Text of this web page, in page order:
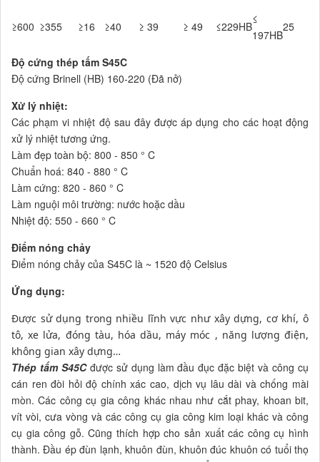
≥600 ≥355 ≥16 ≥40 ≥ 39 ≥ 49 ≤229HB
≤
197HB
25
Độ cứng thép tấm S45C
Độ cứng Brinell (HB) 160-220 (Đã nở)
Xử lý nhiệt:
Các phạm vi nhiệt độ sau đây được áp dụng cho các hoạt động
xử lý nhiệt tương ứng.
Làm đẹp toàn bộ: 800 - 850 ° C
Chuẩn hoá: 840 - 880 ° C
Làm cứng: 820 - 860 ° C
Làm nguội môi trường: nước hoặc dầu
Nhiệt độ: 550 - 660 ° C
Điểm nóng chảy
Điểm nóng chảy của S45C là ~ 1520 độ Celsius
Ứng dụng:
Được sử dụng trong nhiều lĩnh vực như xây dựng, cơ khí, ô
tô, xe lửa, đóng tàu, hóa dầu, máy móc , năng lượng điện,
không gian xây dựng…
Thép tấm S45Cđược sử dụng làm đầu đục đặc biệt và công cụ
cán ren đòi hỏi độ chính xác cao, dịch vụ lâu dài và chống mài
mòn. Các công cụ gia công khác nhau như cắt phay, khoan bit,
vít vòi, cưa vòng và các công cụ gia công kim loại khác và công
cụ gia công gỗ. Cũng thích hợp cho sản xuất các công cụ hình
thành. Đầu ép đùn lạnh, khuôn đùn, khuôn đúc khuôn có tuổi thọ